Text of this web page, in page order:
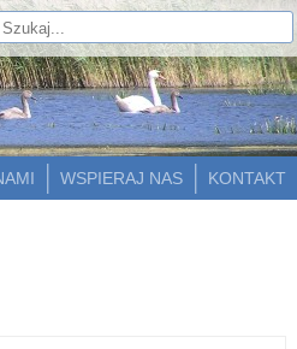
KONTAKT
WSPIERAJ NAS